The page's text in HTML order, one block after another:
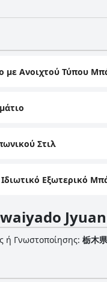
με Ανοιχτού Τύπου
Στιλ
Εξωτερικό
ή Γνωστοποίησης: 栃木